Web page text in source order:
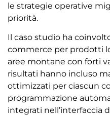
le strategie operative
priorità.
Il caso studio ha
commerce per prodotti
aree montane con forti
risultati hanno incluso
ottimizzati per ciascun
programmazione
integrati nell’interfaccia